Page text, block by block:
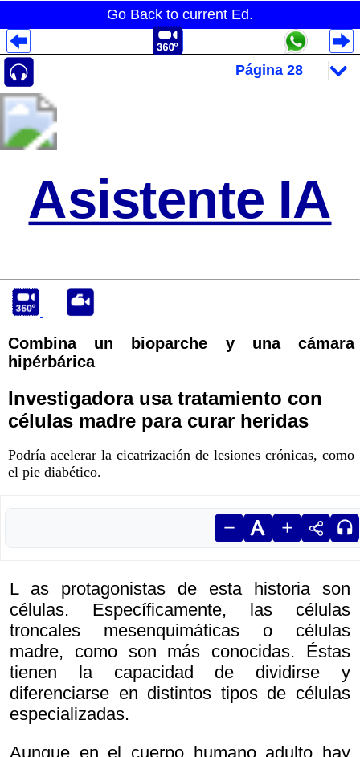
Go Back to current Ed.
Asistente IA
Combina un bioparche y una cámara
hipérbárica
Investigadora usa tratamiento con
células madre para curar heridas
Podría acelerar la cicatrización de lesiones crónicas, como
el pie diabético.
L as protagonistas de esta historia son
células. Específicamente, las células
troncales mesenquimáticas o células
madre, como son más conocidas. Éstas
tienen la capacidad de dividirse y
diferenciarse en distintos tipos de células
especializadas.
Aunque en el cuerpo humano adulto hay
Despliegues Analytics
Despliegues Totales
Despliegues por Rubros